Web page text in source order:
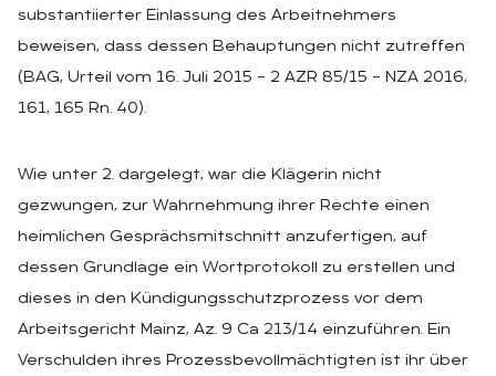
substantiierter Einlassung des Arbeitnehmers
beweisen, dass dessen Behauptungen nicht zutreffen
(BAG, Urteil vom 16. Juli 2015 – 2 AZR 85/15 – NZA 2016,
161, 165 Rn. 40).
Wie unter 2. dargelegt, war die Klägerin nicht
gezwungen, zur Wahrnehmung ihrer Rechte einen
heimlichen Gesprächsmitschnitt anzufertigen, auf
dessen Grundlage ein Wortprotokoll zu erstellen und
dieses in den Kündigungsschutzprozess vor dem
Arbeitsgericht Mainz, Az. 9 Ca 213/14 einzuführen. Ein
Verschulden ihres Prozessbevollmächtigten ist ihr über